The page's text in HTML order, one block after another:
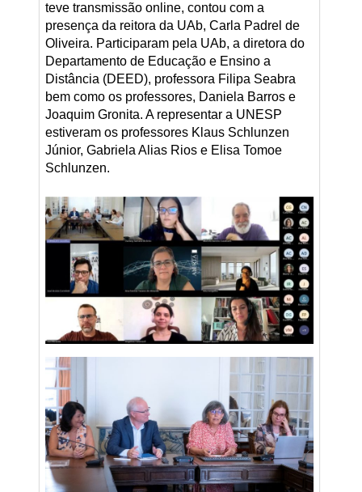
teve transmissão online, contou com a
presença da reitora da UAb, Carla Padrel de
Oliveira. Participaram pela UAb, a diretora do
Departamento de Educação e Ensino a
Distância (DEED), professora Filipa Seabra
bem como os professores, Daniela Barros e
Joaquim Gronita. A representar a UNESP
estiveram os professores Klaus Schlunzen
Júnior, Gabriela Alias Rios e Elisa Tomoe
Schlunzen.